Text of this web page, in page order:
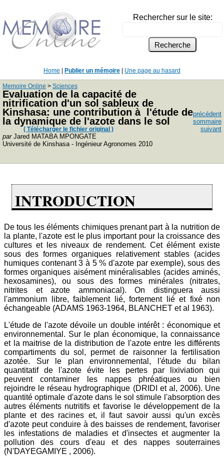
Rechercher sur le site:
Home Publier un mémoire Une page au hasard
Memoire Online > Sciences
Evaluation de la capacité de
nitrification d'un sol sableux de
Kinshasa: une contribution à l'étude de
la dynamique de l'azote dans le sol
( Télécharger le fichier original )
parJared MATABA MPONGATE
Université de Kinshasa - Ingénieur Agronomes 2010
précédent
sommaire
suivant
INTRODUCTION
De tous les éléments chimiques prenant part à la nutrition de
la plante, l'azote est le plus important pour la croissance des
cultures et les niveaux de rendement. Cet élément existe
sous des formes organiques relativement stables (acides
humiques contenant 3 à 5 % d'azote par exemple), sous des
formes organiques aisément minéralisables (acides aminés,
hexosamines), ou sous des formes minérales (nitrates,
nitrites et azote ammoniacal). On distinguera aussi
l'ammonium libre, faiblement lié, fortement lié et fixé non
échangeable (ADAMS 1963-1964, BLANCHET et al 1963).
L'étude de l'azote dévoile un double intérêt : économique et
environnemental. Sur le plan économique, la connaissance
et la maitrise de la distribution de l'azote entre les différents
compartiments du sol, permet de raisonner la fertilisation
azotée. Sur le plan environnemental, l'étude du bilan
quantitatif de l'azote évite les pertes par lixiviation qui
peuvent contaminer les nappes phréatiques ou bien
rejoindre le réseau hydrographique (DRIDI et al, 2006). Une
quantité optimale d'azote dans le sol stimule l'absorption des
autres éléments nutritifs et favorise le développement de la
plante et des racines et, il faut savoir aussi qu'un excès
d'azote peut conduire à des baisses de rendement, favoriser
les infestations de maladies et d'insectes et augmenter la
pollution des cours d'eau et des nappes souterraines
(N'DAYEGAMIYE , 2006).